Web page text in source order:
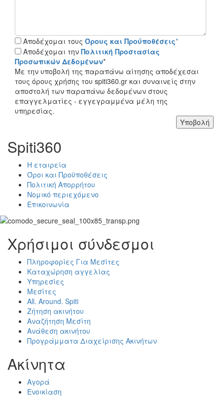
Αποδέχομαι τους Όρους και Προϋποθέσεις*
Αποδέχομαι την Πολιτική Προστασίας
Προσωπικών Δεδομένων*
Με την υποβολή της παραπάνω αίτησης αποδέχεσαι
τους όρους χρήσης του spiti360.gr και συναινείς στην
αποστολή των παραπάνω δεδομένων στους
επαγγελματίες - εγγεγραμμένα μέλη της
υπηρεσίας.
Υποβολή
Spiti360
Η εταιρεία
Όροι και Προϋποθέσεις
Πολιτική Απορρήτου
Νομικό περιεχόμενο
Επικοινωνία
Χρήσιμοι σύνδεσμοι
Πληροφορίες Για Μεσίτες
Καταχώρηση αγγελίας
Υπηρεσίες
Μεσίτες
All. Around. Spiti
Ζήτηση ακινήτου
Αναζήτηση Μεσίτη
Ανάθεση ακινήτου
Προγράμματα Διαχείρισης Ακινήτων
Ακίνητα
Αγορά
Ενοικίαση